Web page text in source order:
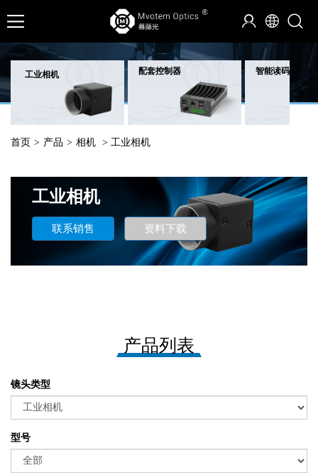
工业相机 配套控制器 智能读码器
首页 > 产品 > 相机 > 工业相机
工业相机
联系销售 资料下载
产品列表
镜头类型
型号